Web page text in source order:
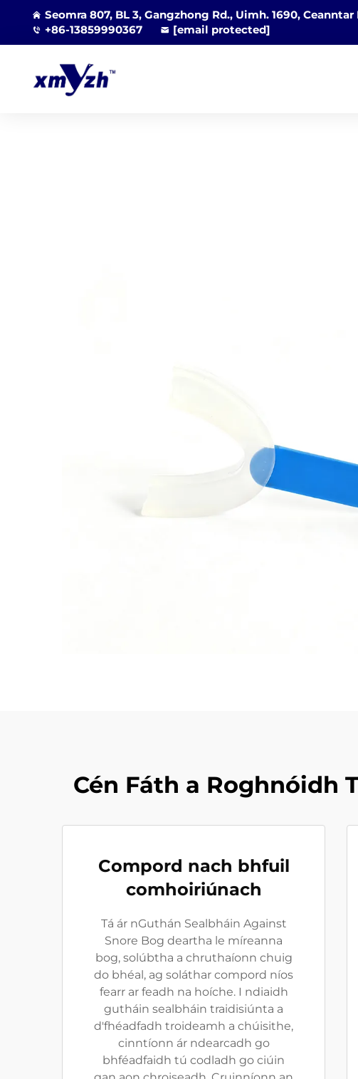
Seomra 807, BL 3, Gangzhong Rd., Uimh. 1690,
+86-13859990367
[email protected]
Cén Fáth a Roghnóidh
Compord nach bhfuil
comhoiriúnach
Tá ár nGuthán Sealbháin Against
Snore Bog deartha le míreanna
bog, solúbtha a chruthaíonn chuig
do bhéal, ag soláthar compord níos
fearr ar feadh na hoíche. I ndiaidh
gutháin sealbháin traidisiúnta a
d'fhéadfadh troideamh a chúisithe,
cinntíonn ár ndearcadh go
bhféadfaidh tú codladh go ciúin